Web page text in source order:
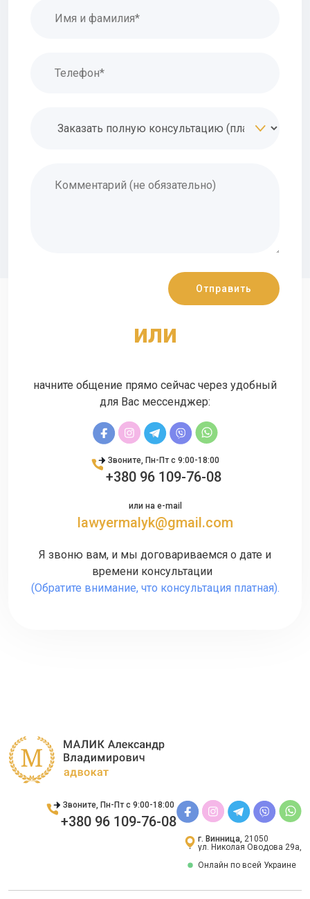
или
начните общение прямо сейчас через удобный
для Вас мессенджер:
Звоните, Пн-Пт с 9:00-18:00
+380 96 109-76-08
или на e-mail
lawyermalyk@gmail.com
Я звоню вам, и мы договариваемся о дате и
времени консультации
(Обратите внимание, что консультация платная).
Звоните, Пн-Пт с 9:00-18:00
+380 96 109-76-08
г. Винница, 21050
ул. Николая Оводова 29а,
Онлайн по всей Украине